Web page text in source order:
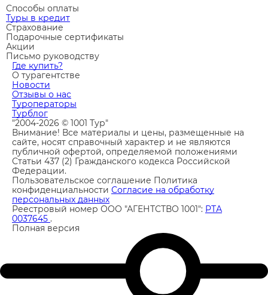
Способы оплаты
Туры в кредит
Страхование
Подарочные сертификаты
Акции
Письмо руководству
Где купить?
О турагентстве
Новости
Отзывы о нас
Туроператоры
Турблог
"2004-2026 © 1001 Тур"
Внимание! Все материалы и цены, размещенные на
сайте, носят справочный характер и не являются
публичной офертой, определяемой положениями
Статьи 437 (2) Гражданского кодекса Российской
Федерации.
Пользовательское соглашение Политика
конфиденциальности Согласие на обработку
персональных данных
Реестровый номер ООО "АГЕНТСТВО 1001": РТА
0037645 .
Полная версия